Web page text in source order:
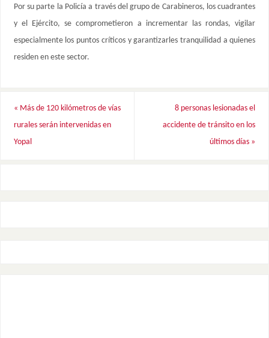
Por su parte la Policía a través del grupo de Carabineros, los cuadrantes
y el Ejército, se comprometieron a incrementar las rondas, vigilar
especialmente los puntos críticos y garantizarles tranquilidad a quienes
residen en este sector.
« Más de 120 kilómetros de vías
rurales serán intervenidas en
Yopal
8 personas lesionadas el
accidente de tránsito en los
últimos días »